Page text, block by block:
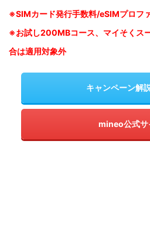
※SIMカード発行手数料/eSIMプロフ
※お試し200MBコース、マイそくス
合は適用対象外
キャンペーン解
mineo公式サ